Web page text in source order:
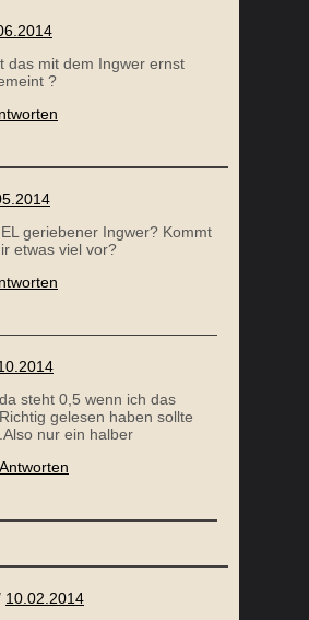
das mit dem Ingwer ernst
?
geriebener Ingwer? Kommt
etwas viel vor?
da steht 0,5 wenn ich das
Richtig gelesen haben sollte
.Also nur ein halber
Antworten
10.02.2014